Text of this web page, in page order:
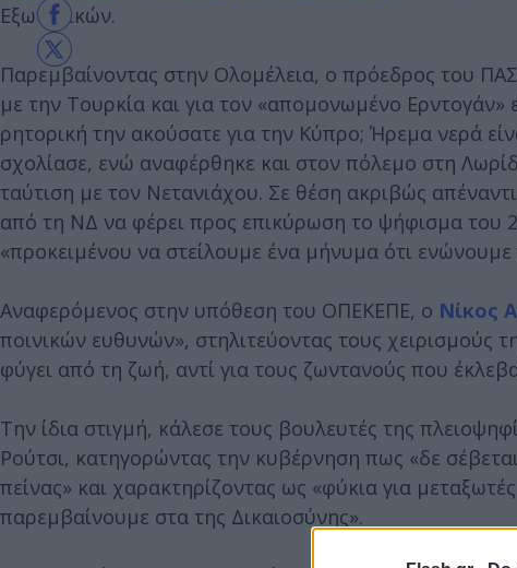
Εξωτερικών.
Παρεμβαίνοντας στην Ολομέλεια, ο πρόεδρος του
με την Τουρκία και για τον «απομονωμένο
ρητορική την ακούσατε για την Κύπρο; Ήρεμα νερά
σχολίασε, ενώ αναφέρθηκε και στον πόλεμο στη
ταύτιση με τον Νετανιάχου. Σε θέση ακριβώς
από τη ΝΔ να φέρει προς επικύρωση το ψήφισμα του
«προκειμένου να στείλουμε ένα μήνυμα ότι
Αναφερόμενος στην υπόθεση του ΟΠΕΚΕΠΕ, ο Νίκος
ποινικών ευθυνών», στηλιτεύοντας τους
φύγει από τη ζωή, αντί για τους ζωντανούς που
Την ίδια στιγμή, κάλεσε τους βουλευτές της
Ρούτσι, κατηγορώντας την κυβέρνηση πως «δε
πείνας» και χαρακτηρίζοντας ως «φύκια για
παρεμβαίνουμε στα της Δικαιοσύνης».